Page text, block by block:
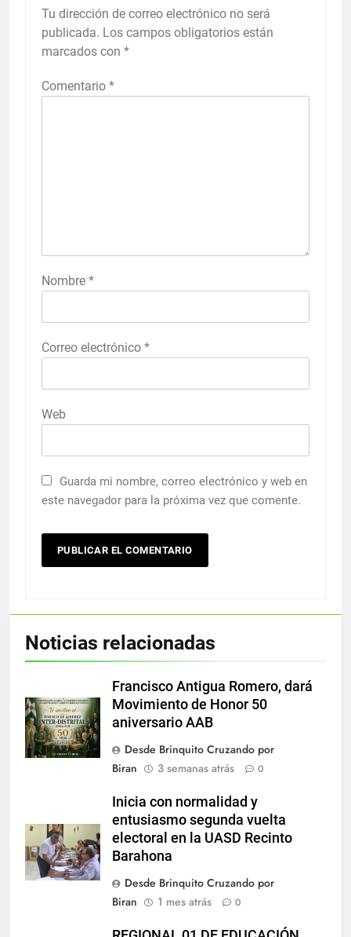
Tu dirección de correo electrónico no será
publicada. Los campos obligatorios están
marcados con *
Comentario *
Nombre *
Correo electrónico *
Web
Guarda mi nombre, correo electrónico y web en
este navegador para la próxima vez que comente.
Noticias relacionadas
Francisco Antigua Romero, dará
Movimiento de Honor 50
aniversario AAB
Desde Brinquito Cruzando por
Biran
3 semanas atrás 0
Inicia con normalidad y
entusiasmo segunda vuelta
electoral en la UASD Recinto
Barahona
Desde Brinquito Cruzando por
Biran
1 mes atrás 0